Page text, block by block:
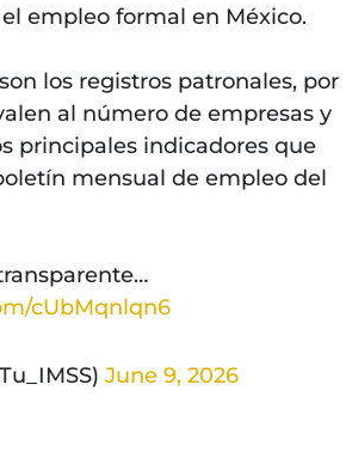
empleo formal en México.
los registros patronales, por
al número de empresas y
principales indicadores que
mensual de empleo del
cUbMqnlqn6
June 9, 2026